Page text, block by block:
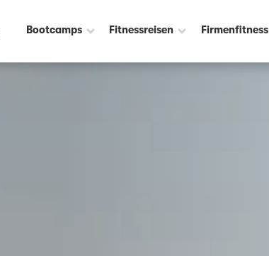
Bootcamps Fitnessreisen Firmenfitness